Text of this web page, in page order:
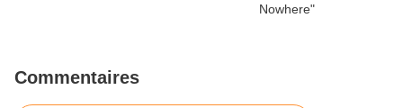
Commentaires